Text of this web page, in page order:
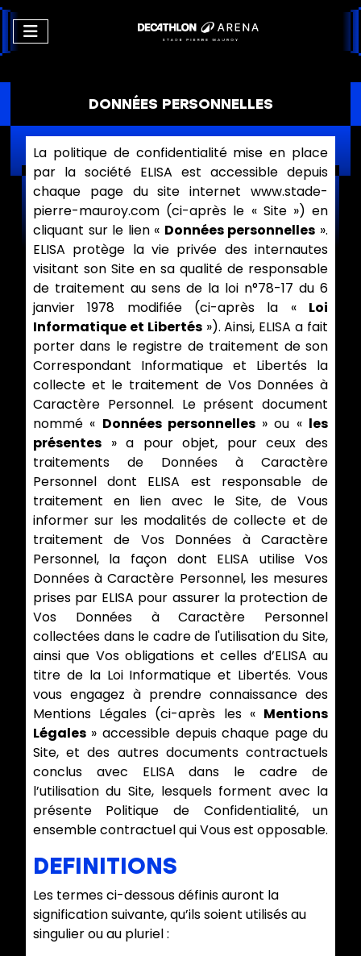
DONNÉES PERSONNELLES
La politique de confidentialité mise en place
par la société ELISA est accessible depuis
chaque page du site internet www.stade-
pierre-mauroy.com (ci-après le « Site ») en
cliquant sur le lien « Données personnelles ».
ELISA protège la vie privée des internautes
visitant son Site en sa qualité de responsable
de traitement au sens de la loi n°78-17 du 6
janvier 1978 modifiée (ci-après la « Loi
Informatique et Libertés»). Ainsi, ELISA a fait
porter dans le registre de traitement de son
Correspondant Informatique et Libertés la
collecte et le traitement de Vos Données à
Caractère Personnel. Le présent document
nommé « Données personnelles» ou « les
présentes» a pour objet, pour ceux des
traitements de Données à Caractère
Personnel dont ELISA est responsable de
traitement en lien avec le Site, de Vous
informer sur les modalités de collecte et de
traitement de Vos Données à Caractère
Personnel, la façon dont ELISA utilise Vos
Données à Caractère Personnel, les mesures
prises par ELISA pour assurer la protection de
Vos Données à Caractère Personnel
collectées dans le cadre de l'utilisation du Site,
ainsi que Vos obligations et celles d’ELISA au
titre de la Loi Informatique et Libertés. Vous
vous engagez à prendre connaissance des
Mentions Légales (ci-après les « Mentions
Légales» accessible depuis chaque page du
Site, et des autres documents contractuels
conclus avec ELISA dans le cadre de
l’utilisation du Site, lesquels forment avec la
présente Politique de Confidentialité, un
ensemble contractuel qui Vous est opposable.
DEFINITIONS
Les termes ci-dessous définis auront la
signification suivante, qu’ils soient utilisés au
singulier ou au pluriel :